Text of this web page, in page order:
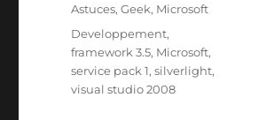
Catégories
Astuces,Geek, Microsoft
Étiquettes
Developpement,
framework 3.5, Microsoft,
service pack 1,silverlight,
visual studio 2008